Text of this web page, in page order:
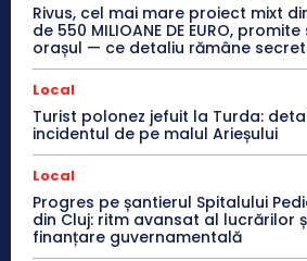
Rivus, cel mai mare proiect mixt
de 550 MILIOANE DE EURO,
orașul — ce detaliu rămâne
Local
Turist polonez jefuit la Turda:
incidentul de pe malul Arieșului
Local
Progres pe șantierul Spitalului
din Cluj: ritm avansat al lucrărilor
finanțare guvernamentală